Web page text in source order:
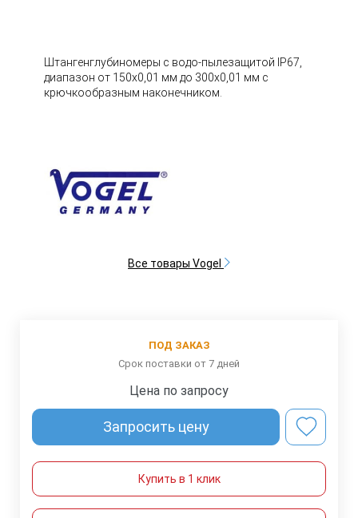
Штангенглубиномеры с водо-пылезащитой IP67,
диапазон от 150х0,01 мм до 300х0,01 мм с
крючкообразным наконечником.
Все товары Vogel
ПОД ЗАКАЗ
Срок поставки от 7 дней
Цена по запросу
Запросить цену
Купить в 1 клик